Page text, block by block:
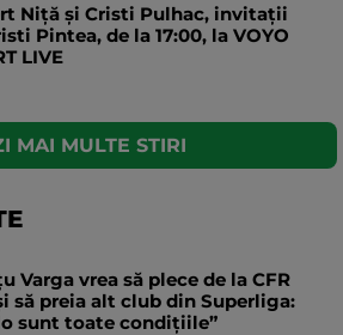
Niță și Cristi Pulhac, invitații
Pintea, de la 17:00, la VOYO
LIVE
MAI MULTE STIRI
Varga vrea să plece de la CFR
să preia alt club din Superliga:
sunt toate condițiile”